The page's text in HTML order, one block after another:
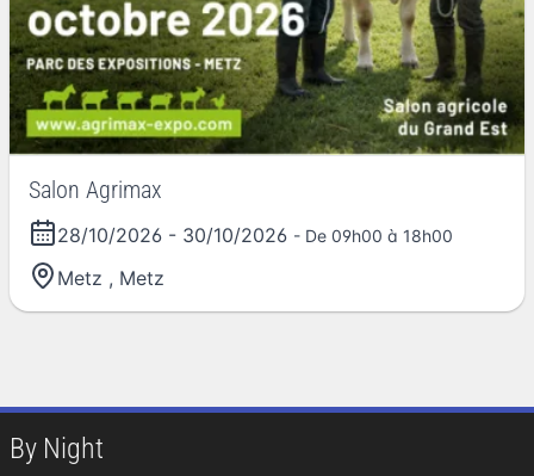
Salon Agrimax
28/10/2026 - 30/10/2026 - De 09h00 à 18h00
Metz , Metz
By Night